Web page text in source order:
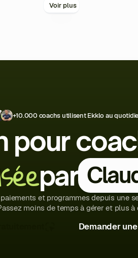
Voir plus
+10.000 coachs utilisent Ekklo au
pour
par
et programmes depuis une
moins de temps à gérer et plus à
Demander